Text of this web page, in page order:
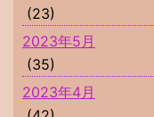
(23)
2023年5月
(35)
2023年4月